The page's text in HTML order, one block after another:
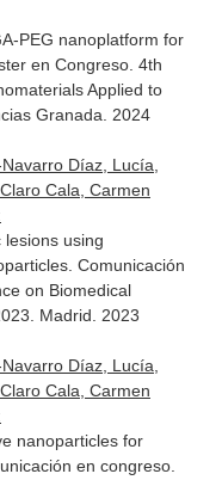
PEG nanoplatform for
en Congreso. 4th
Applied to
Granada. 2024
Díaz, Lucía,
Cala, Carmen
lesions using
Comunicación
on Biomedical
Madrid. 2023
Díaz, Lucía,
Cala, Carmen
nanoparticles for
en congreso.